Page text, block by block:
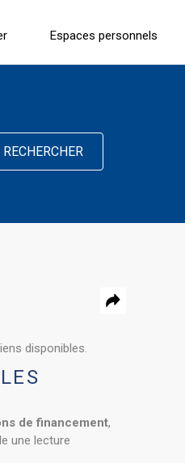
Espaces personnels
disponibles.
de financement,
une lecture